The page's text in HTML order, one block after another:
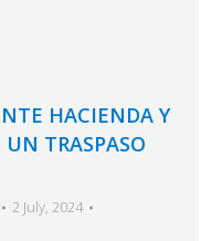
HACIENDA Y
TRASPASO
2 July, 2024